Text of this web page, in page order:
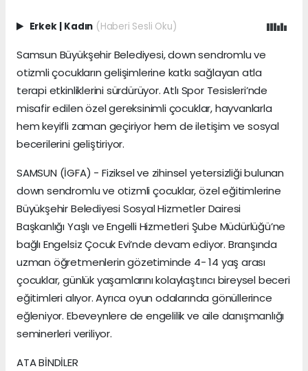
Erkek Kadın (Haberi Sesli Oku)
Samsun Büyükşehir Belediyesi, down sendromlu ve
otizmli çocukların gelişimlerine katkı sağlayan atla
terapi etkinliklerini sürdürüyor. Atlı Spor Tesisleri’nde
misafir edilen özel gereksinimli çocuklar, hayvanlarla
hem keyifli zaman geçiriyor hem de iletişim ve sosyal
becerilerini geliştiriyor.
SAMSUN (İGFA) - Fiziksel ve zihinsel yetersizliği bulunan
down sendromlu ve otizmli çocuklar, özel eğitimlerine
Büyükşehir Belediyesi Sosyal Hizmetler Dairesi
Başkanlığı Yaşlı ve Engelli Hizmetleri Şube Müdürlüğü’ne
bağlı Engelsiz Çocuk Evi’nde devam ediyor. Branşında
uzman öğretmenlerin gözetiminde 4- 14 yaş arası
çocuklar, günlük yaşamlarını kolaylaştırıcı bireysel beceri
eğitimleri alıyor. Ayrıca oyun odalarında gönüllerince
eğleniyor. Ebeveynlere de engelilik ve aile danışmanlığı
seminerleri veriliyor.
ATA BİNDİLER